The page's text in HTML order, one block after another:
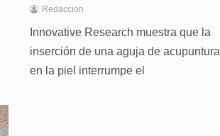
Redaccion
Innovative Research muestra que la
inserción de una aguja de acupuntura
en la piel interrumpe el